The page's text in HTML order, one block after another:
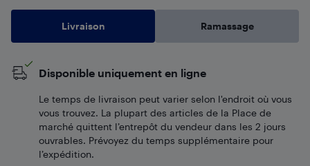
Livraison Ramassage
Disponible uniquement en ligne
Le temps de livraison peut varier selon l'endroit où vous
vous trouvez. La plupart des articles de la Place de
marché quittent l’entrepôt du vendeur dans les 2 jours
ouvrables. Prévoyez du temps supplémentaire pour
l’expédition.